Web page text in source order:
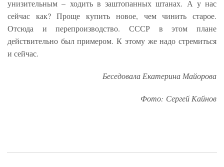
унизительным – ходить в заштопанных штанах. А у нас
сейчас как? Проще купить новое, чем чинить старое.
Отсюда и перепроизводство. СССР в этом плане
действительно был примером. К этому же надо стремиться
и сейчас.
Беседовала Екатерина Майорова
Фото: Сергей Кайнов